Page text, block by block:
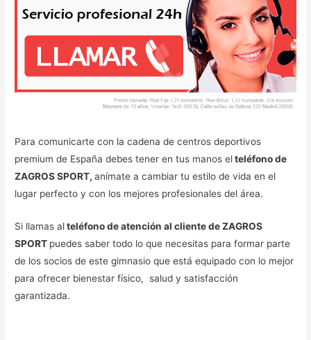
Para comunicarte con la cadena de centros deportivos
premium de España debes tener en tus manos elteléfono de
ZAGROS SPORT,anímate a cambiar tu estilo de vida en el
lugar perfecto y con los mejores profesionales del área.
Si llamas alteléfono de atención al cliente de ZAGROS
SPORT puedes saber todo lo que necesitas para formar parte
de los socios de este gimnasio que está equipado con lo mejor
para ofrecer bienestar físico, salud y satisfacción
garantizada.